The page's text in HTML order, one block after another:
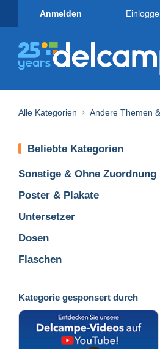
Anmelden
Alle Kategorien Andere Themen
Beliebte Kategorien
Sonstige & Ohne Zuordnung
Poster & Plakate
Untersetzer
Dosen
Flaschen
Kategorie gesponsert durch